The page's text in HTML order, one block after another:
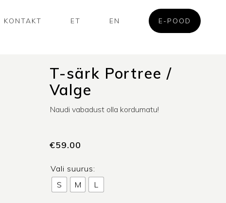
KONTAKT ET EN E-POOD
T-särk Portree /
Valge
Naudi vabadust olla kordumatu!
€59.00
Vali suurus:
S
M L